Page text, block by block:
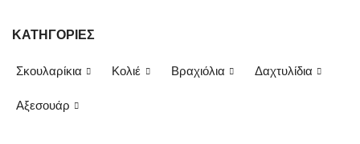
ΚΑΤΗΓΟΡΙΕΣ
Σκουλαρίκια Κολιέ Βραχιόλια Δαχτυλίδια
Αξεσουάρ